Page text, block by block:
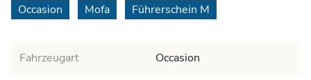
Occasion Mofa Führerschein M
Fahrzeugart Occasion